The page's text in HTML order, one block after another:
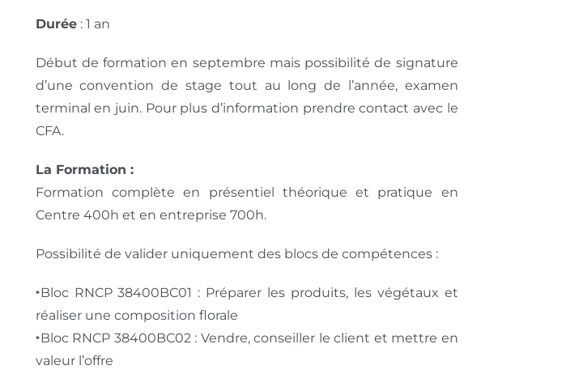
Durée: 1 an
Début de formation en septembre mais possibilité de signature
d’une convention de stage tout au long de l’année, examen
terminal en juin. Pour plus d’information prendre contact avec le
CFA.
La Formation :
Formation complète en présentiel théorique et pratique en
Centre 400h et en entreprise 700h.
Possibilité de valider uniquement des blocs de compétences :
‣Bloc RNCP 38400BC01 : Préparer les produits, les végétaux et
réaliser une composition florale
‣Bloc RNCP 38400BC02 : Vendre, conseiller le client et mettre en
valeur l’offre